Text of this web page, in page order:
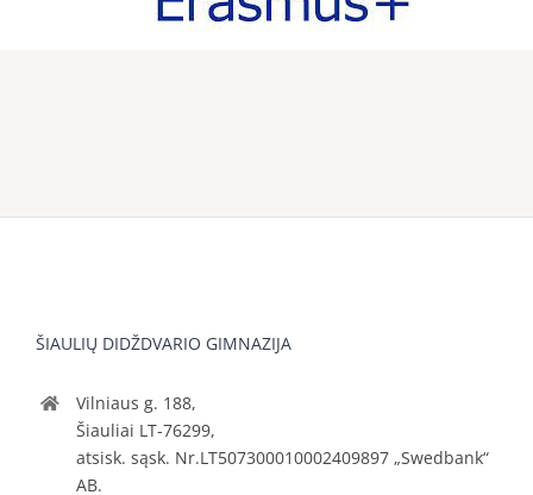
ŠIAULIŲ DIDŽDVARIO GIMNAZIJA
Vilniaus g. 188,
Šiauliai LT-76299,
atsisk. sąsk. Nr.LT507300010002409897 „Swedbank“
AB.